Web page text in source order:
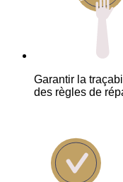
Garantir la
des règles de